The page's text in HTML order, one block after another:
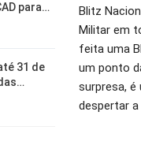
para…
31 de
Blitz
Militar em
feita uma
um ponto
surpresa, é
despertar